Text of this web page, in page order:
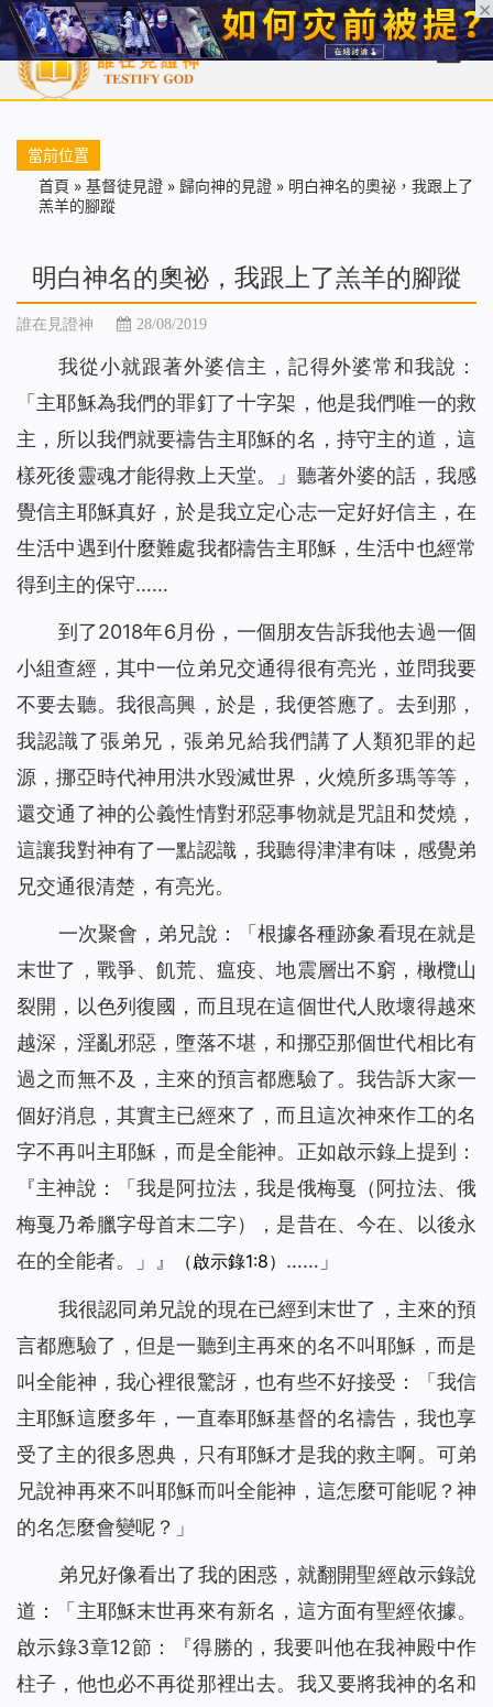
首頁 每日靈糧 天國福音 基督徒見證 信仰解答 聖經
當前位置
首頁 » 基督徒見證 » 歸向神的見證 » 明白神名的奧祕，我跟上了
羔羊的腳蹤
明白神名的奧祕，我跟上了羔羊的腳蹤
誰在見證神 28/08/2019
我從小就跟著外婆信主，記得外婆常和我說：
「主耶穌為我們的罪釘了十字架，他是我們唯一的救
主，所以我們就要禱告主耶穌的名，持守主的道，這
樣死後靈魂才能得救上天堂。」聽著外婆的話，我感
覺信主耶穌真好，於是我立定心志一定好好信主，在
生活中遇到什麼難處我都禱告主耶穌，生活中也經常
得到主的保守……
到了2018年6月份，一個朋友告訴我他去過一個
小組查經，其中一位弟兄交通得很有亮光，並問我要
不要去聽。我很高興，於是，我便答應了。去到那，
我認識了張弟兄，張弟兄給我們講了人類犯罪的起
源，挪亞時代神用洪水毀滅世界，火燒所多瑪等等，
還交通了神的公義性情對邪惡事物就是咒詛和焚燒，
這讓我對神有了一點認識，我聽得津津有味，感覺弟
兄交通很清楚，有亮光。
一次聚會，弟兄說：「根據各種跡象看現在就是
末世了，戰爭、飢荒、瘟疫、地震層出不窮，橄欖山
裂開，以色列復國，而且現在這個世代人敗壞得越來
越深，淫亂邪惡，墮落不堪，和挪亞那個世代相比有
過之而無不及，主來的預言都應驗了。我告訴大家一
個好消息，其實主已經來了，而且這次神來作工的名
字不再叫主耶穌，而是全能神。正如啟示錄上提到：
『主神說：
「我是阿拉法，我是俄梅戛 （阿拉法、俄
梅戛乃希臘字母首末二字）
，是昔在、今在、以後永
在的全能者。」
』 （啟示錄1:8） ……」
我很認同弟兄說的現在已經到末世了，主來的預
言都應驗了，但是一聽到主再來的名不叫耶穌，而是
叫全能神，我心裡很驚訝，也有些不好接受：「我信
主耶穌這麼多年，一直奉耶穌基督的名禱告，我也享
受了主的很多恩典，只有耶穌才是我的救主啊。可弟
兄說神再來不叫耶穌而叫全能神，這怎麼可能呢？神
的名怎麼會變呢？」
弟兄好像看出了我的困惑，就翻開聖經啟示錄說
道：「主耶穌末世再來有新名，這方面有聖經依據。
啟示錄3章12節：『得勝的，我要叫他在我神殿中作
柱子，他也必不再從那裡出去。我又要將我神的名和